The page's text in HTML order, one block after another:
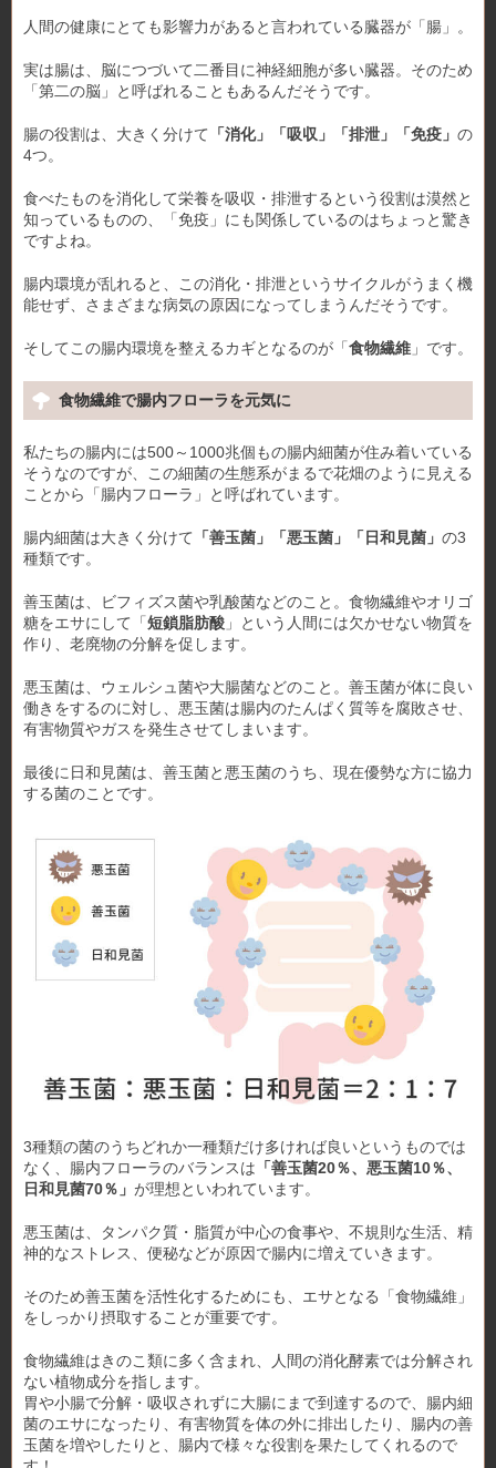
人間の健康にとても影響力があると言われている臓器が「腸」。
実は腸は、脳につづいて二番目に神経細胞が多い臓器。そのため
「第二の脳」と呼ばれることもあるんだそうです。
腸の役割は、大きく分けて 「消化」「吸収」「排泄」「免疫」 の
4つ。
食べたものを消化して栄養を吸収・排泄するという役割は漠然と
知っているものの、「免疫」にも関係しているのはちょっと驚き
ですよね。
腸内環境が乱れると、この消化・排泄というサイクルがうまく機
能せず、さまざまな病気の原因になってしまうんだそうです。
そしてこの腸内環境を整えるカギとなるのが「食物繊維 」です。
食物繊維で腸内フローラを元気に
私たちの腸内には500～1000兆個もの腸内細菌が住み着いている
そうなのですが、この細菌の生態系がまるで花畑のように見える
ことから「腸内フローラ」と呼ばれています。
腸内細菌は大きく分けて 「善玉菌」「悪玉菌」「日和見菌」 の3
種類です。
善玉菌は、ビフィズス菌や乳酸菌などのこと。食物繊維やオリゴ
糖をエサにして「短鎖脂肪酸 」という人間には欠かせない物質を
作り、老廃物の分解を促します。
悪玉菌は、ウェルシュ菌や大腸菌などのこと。善玉菌が体に良い
働きをするのに対し、悪玉菌は腸内のたんぱく質等を腐敗させ、
有害物質やガスを発生させてしまいます。
最後に日和見菌は、善玉菌と悪玉菌のうち、現在優勢な方に協力
する菌のことです。
3種類の菌のうちどれか一種類だけ多ければ良いというものでは
なく、腸内フローラのバランスは 「善玉菌20％、悪玉菌10％、
日和見菌70％」 が理想といわれています。
悪玉菌は、タンパク質・脂質が中心の食事や、不規則な生活、精
神的なストレス、便秘などが原因で腸内に増えていきます。
そのため善玉菌を活性化するためにも、エサとなる「食物繊維」
をしっかり摂取することが重要です。
食物繊維はきのこ類に多く含まれ、人間の消化酵素では分解され
ない植物成分を指します。
胃や小腸で分解・吸収されずに大腸にまで到達するので、腸内細
菌のエサになったり、有害物質を体の外に排出したり、腸内の善
玉菌を増やしたりと、腸内で様々な役割を果たしてくれるので